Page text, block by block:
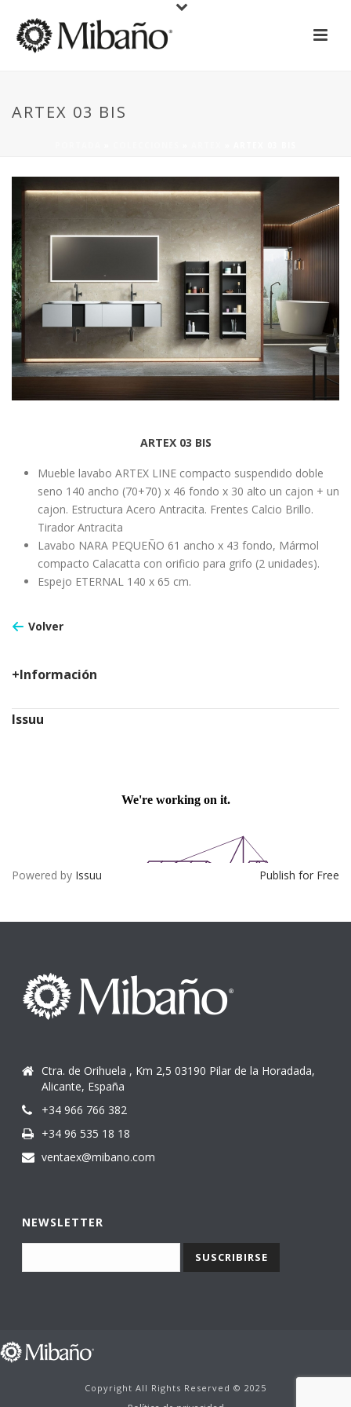
ARTEX 03 BIS
ARTEX 03 BIS
Mueble lavabo ARTEX LINE compacto suspendido doble
seno 140 ancho (70+70) x 46 fondo x 30 alto un cajon + un
cajon. Estructura Acero Antracita. Frentes Calcio Brillo.
Tirador Antracita
Lavabo NARA PEQUEÑO 61 ancho x 43 fondo, Mármol
compacto Calacatta con orificio para grifo (2 unidades).
Espejo ETERNAL 140 x 65 cm.
Volver
+Información
Issuu
Powered by Issuu Publish for Free
Ctra. de Orihuela , Km 2,5 03190 Pilar de la Horadada,
Alicante, España
+34 966 766 382
+34 96 535 18 18
ventaex@mibano.com
NEWSLETTER
Copyright All Rights Reserved © 2025